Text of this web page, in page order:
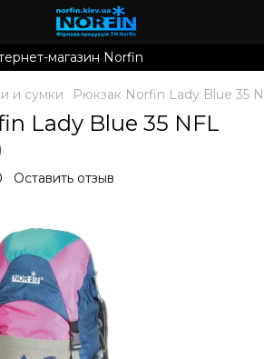
магазин Norfin
и сумки Рюкзак Norfin Lady Blue 35
Lady Blue 35 NFL
Оставить отзыв